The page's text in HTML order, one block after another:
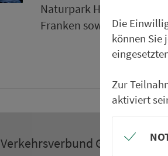
Naturpark Haßberge und
Franken sowie ein neuer
Ver­kehrs­ver­bund Groß­raum
Die
können Sie
Zur
aktiviert